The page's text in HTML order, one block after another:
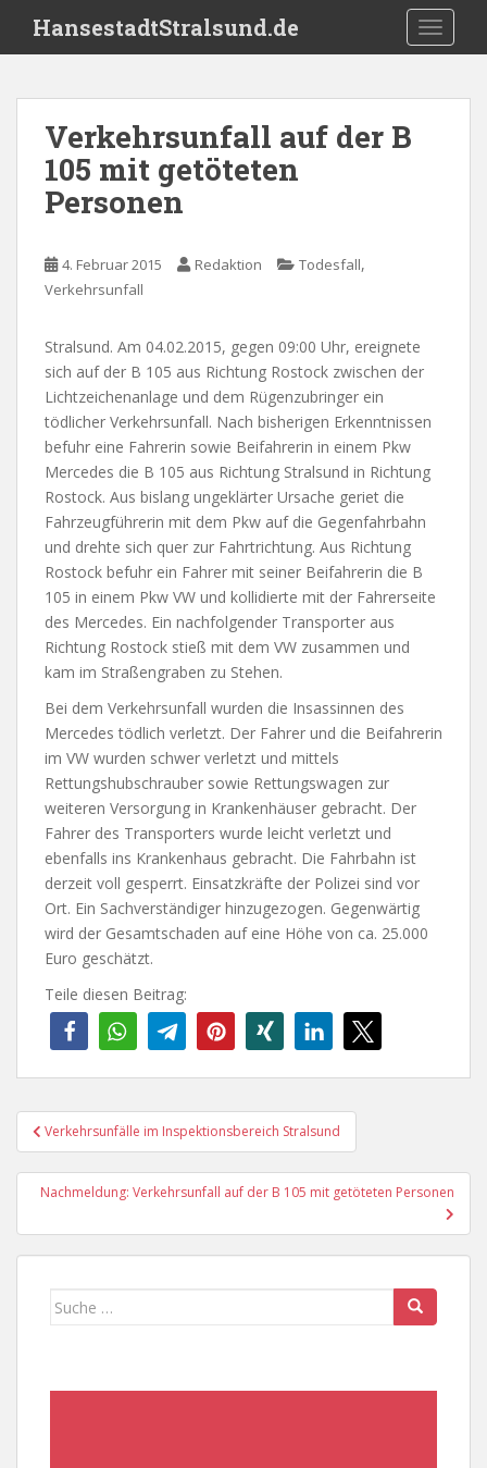
i
HansestadtStralsund.de
Verkehrsunfall auf der B
105 mit getöteten
Personen
4. Februar 2015 Redaktion Todesfall,
Verkehrsunfall
Stralsund. Am 04.02.2015, gegen 09:00 Uhr, ereignete
sich auf der B 105 aus Richtung Rostock zwischen der
Lichtzeichenanlage und dem Rügenzubringer ein
tödlicher Verkehrsunfall. Nach bisherigen Erkenntnissen
befuhr eine Fahrerin sowie Beifahrerin in einem Pkw
Mercedes die B 105 aus Richtung Stralsund in Richtung
Rostock. Aus bislang ungeklärter Ursache geriet die
Fahrzeugführerin mit dem Pkw auf die Gegenfahrbahn
und drehte sich quer zur Fahrtrichtung. Aus Richtung
Rostock befuhr ein Fahrer mit seiner Beifahrerin die B
105 in einem Pkw VW und kollidierte mit der Fahrerseite
des Mercedes. Ein nachfolgender Transporter aus
Richtung Rostock stieß mit dem VW zusammen und
kam im Straßengraben zu Stehen.
Bei dem Verkehrsunfall wurden die Insassinnen des
Mercedes tödlich verletzt. Der Fahrer und die Beifahrerin
im VW wurden schwer verletzt und mittels
Rettungshubschrauber sowie Rettungswagen zur
weiteren Versorgung in Krankenhäuser gebracht. Der
Fahrer des Transporters wurde leicht verletzt und
ebenfalls ins Krankenhaus gebracht. Die Fahrbahn ist
derzeit voll gesperrt. Einsatzkräfte der Polizei sind vor
Ort. Ein Sachverständiger hinzugezogen. Gegenwärtig
wird der Gesamtschaden auf eine Höhe von ca. 25.000
Euro geschätzt.
Teile diesen Beitrag:
Beitragsnavigation
Verkehrsunfälle im Inspektionsbereich Stralsund
Nachmeldung: Verkehrsunfall auf der B 105 mit getöteten Personen
Suche